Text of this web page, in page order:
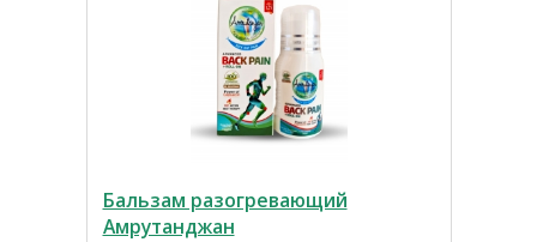
Бальзам разогревающий
Амрутанджан